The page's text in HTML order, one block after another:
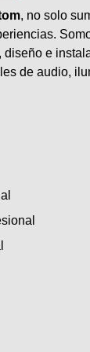
, no solo
diseño e
de audio,